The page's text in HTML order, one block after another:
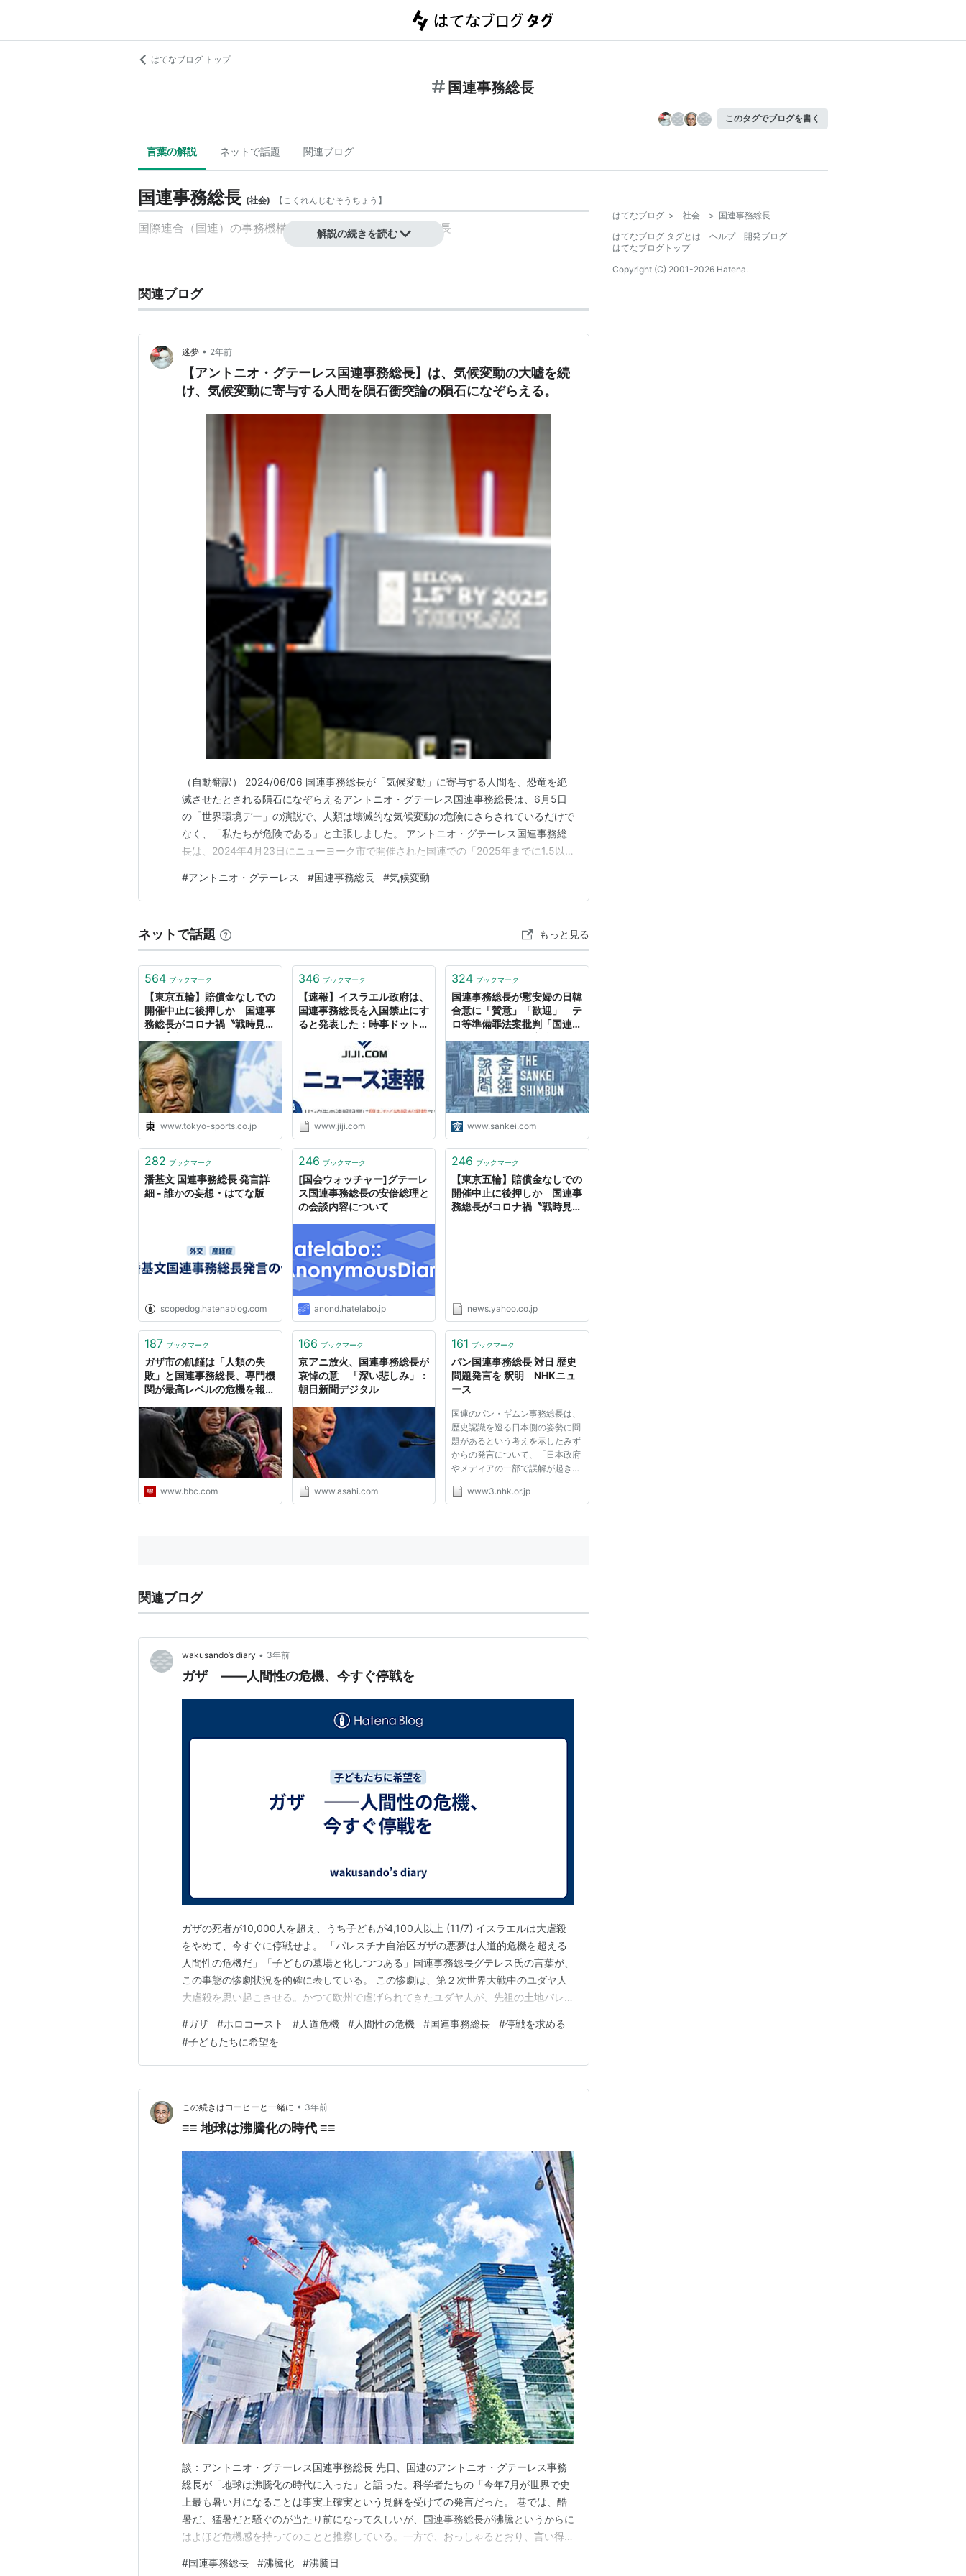
はてなブログ トップ
国連事務総長
このタグでブログを書く
言葉の解説 ネットで話題 関連ブログ
国連事務総長 (社会) 【こくれんじむそうちょう 】
国際連合 （国連）の事務機構のトップ。→国際連合事務総長
解説の続きを読む
関連ブログ
迷夢 • 2年前
【アントニオ・グテーレス国連事務総長】は、気候変動の大嘘を続
け、気候変動に寄与する人間を隕石衝突論の隕石になぞらえる。
（自動翻訳） 2024/06/06 国連事務総長が「気候変動」に寄与する人間を、恐竜を絶
滅させたとされる隕石になぞらえるアントニオ・グテーレス国連事務総長は、6月5日
の「世界環境デー」の演説で、人類は壊滅的な気候変動の危険にさらされているだけで
なく、「私たちが危険である」と主張しました。 アントニオ・グテーレス国連事務総
長は、2024年4月23日にニューヨーク市で開催された国連での「2025年までに1.5以
事務総長は、「気候変動」に寄与しているとされる人間を、地球上の恐竜の個体群を絶
滅させたとされる…
#アントニオ・グテーレス #国連事務総長 #気候変動
ネットで話題 もっと見る
564 ブックマーク
【東京五輪】賠償金なしでの
開催中止に後押しか 国連事
務総長がコロナ禍〝戦時見
www.tokyo-sports.co.jp
346 ブックマーク
【速報】イスラエル政府は、
国連事務総長を入国禁止にす
ると発表した：時事ドットコ
www.jiji.com
324 ブックマーク
国連事務総長が慰安婦の日韓
合意に「賛意」「歓迎」 テ
ロ等準備罪法案批判「国連の
相との会談で
www.sankei.com
282 ブックマーク
潘基文 国連事務総長 発言詳
細 - 誰かの妄想・はてな版
scopedog.hatenablog.com
246 ブックマーク
[国会ウォッチャー]グテーレ
ス国連事務総長の安倍総理と
の会談内容について
anond.hatelabo.jp
246 ブックマーク
【東京五輪】賠償金なしでの
開催中止に後押しか 国連事
務総長がコロナ禍〝戦時見
news.yahoo.co.jp
187 ブックマーク
ガザ市の飢饉は「人類の失
敗」と国連事務総長、専門機
関が最高レベルの危機を報告
www.bbc.com
166 ブックマーク
京アニ放火、国連事務総長が
哀悼の意 「深い悲しみ」：
朝日新聞デジタル
www.asahi.com
161 ブックマーク
パン国連事務総長 対日 歴史
問題発言を 釈明 NHKニュ
ース
国連のパン・ギムン事務総長は、
歴史認識を巡る日本側の姿勢に問
題があるという考えを示したみず
からの発言について、「日本政府
やメディアの一部で誤解が起き、
とても遺憾だ」などと述べて釈明
しました。 国連のパン・ギムン
www3.nhk.or.jp
関連ブログ
wakusando’s diary • 3年前
ガザ ――人間性の危機、今すぐ停戦を
ガザの死者が10,000人を超え、うち子どもが4,100人以上 (11/7) イスラエルは大虐殺
をやめて、今すぐに停戦せよ。 「パレスチナ自治区ガザの悪夢は人道的危機を超える
人間性の危機だ」「子どもの墓場と化しつつある」国連事務総長グテレス氏の言葉が、
この事態の惨劇状況を的確に表している。 この惨劇は、第２次世界大戦中のユダヤ人
大虐殺を思い起こさせる。かつて欧州で虐げられてきたユダヤ人が、先祖の土地パレス
トを激化させている。それはとうてい許されない。 酒井啓子千葉大教授は言う。 「イ
スラエルとパレスチナの紛争は世界秩…
#ガザ #ホロコースト #人道危機 #人間性の危機 #国連事務総長 #停戦を求める
#子どもたちに希望を
この続きはコーヒーと一緒に • 3年前
≡≡ 地球は沸騰化の時代 ≡≡
談：アントニオ・グテーレス国連事務総長 先日、国連のアントニオ・グテーレス事務
総長が「地球は沸騰化の時代に入った」と語った。科学者たちの「今年7月が世界で史
上最も暑い月になることは事実上確実という見解を受けての発言だった。 巷では、酷
暑だ、猛暑だと騒ぐのが当たり前になって久しいが、国連事務総長が沸騰というからに
はよほど危機感を持ってのことと推察している。一方で、おっしゃるとおり、言い得て
は現状を甘く見ていると指摘されそうな気もするが、多くのメディアが気楽に沸騰日と
#国連事務総長 #沸騰化 #沸騰日
はてなブログ > 社会 > 国連事務総長
はてなブログ タグとは
ヘルプ
開発ブログ
はてなブログトップ
Copyright (C) 2001-2026 Hatena.